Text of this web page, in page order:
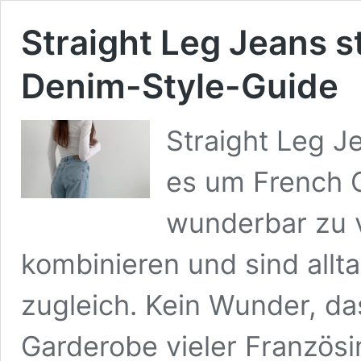
Straight Leg Jeans
Denim-Style-Guide
Straight Leg
es um French
wunderbar zu
kombinieren und sind
zugleich. Kein Wunder,
Garderobe vieler